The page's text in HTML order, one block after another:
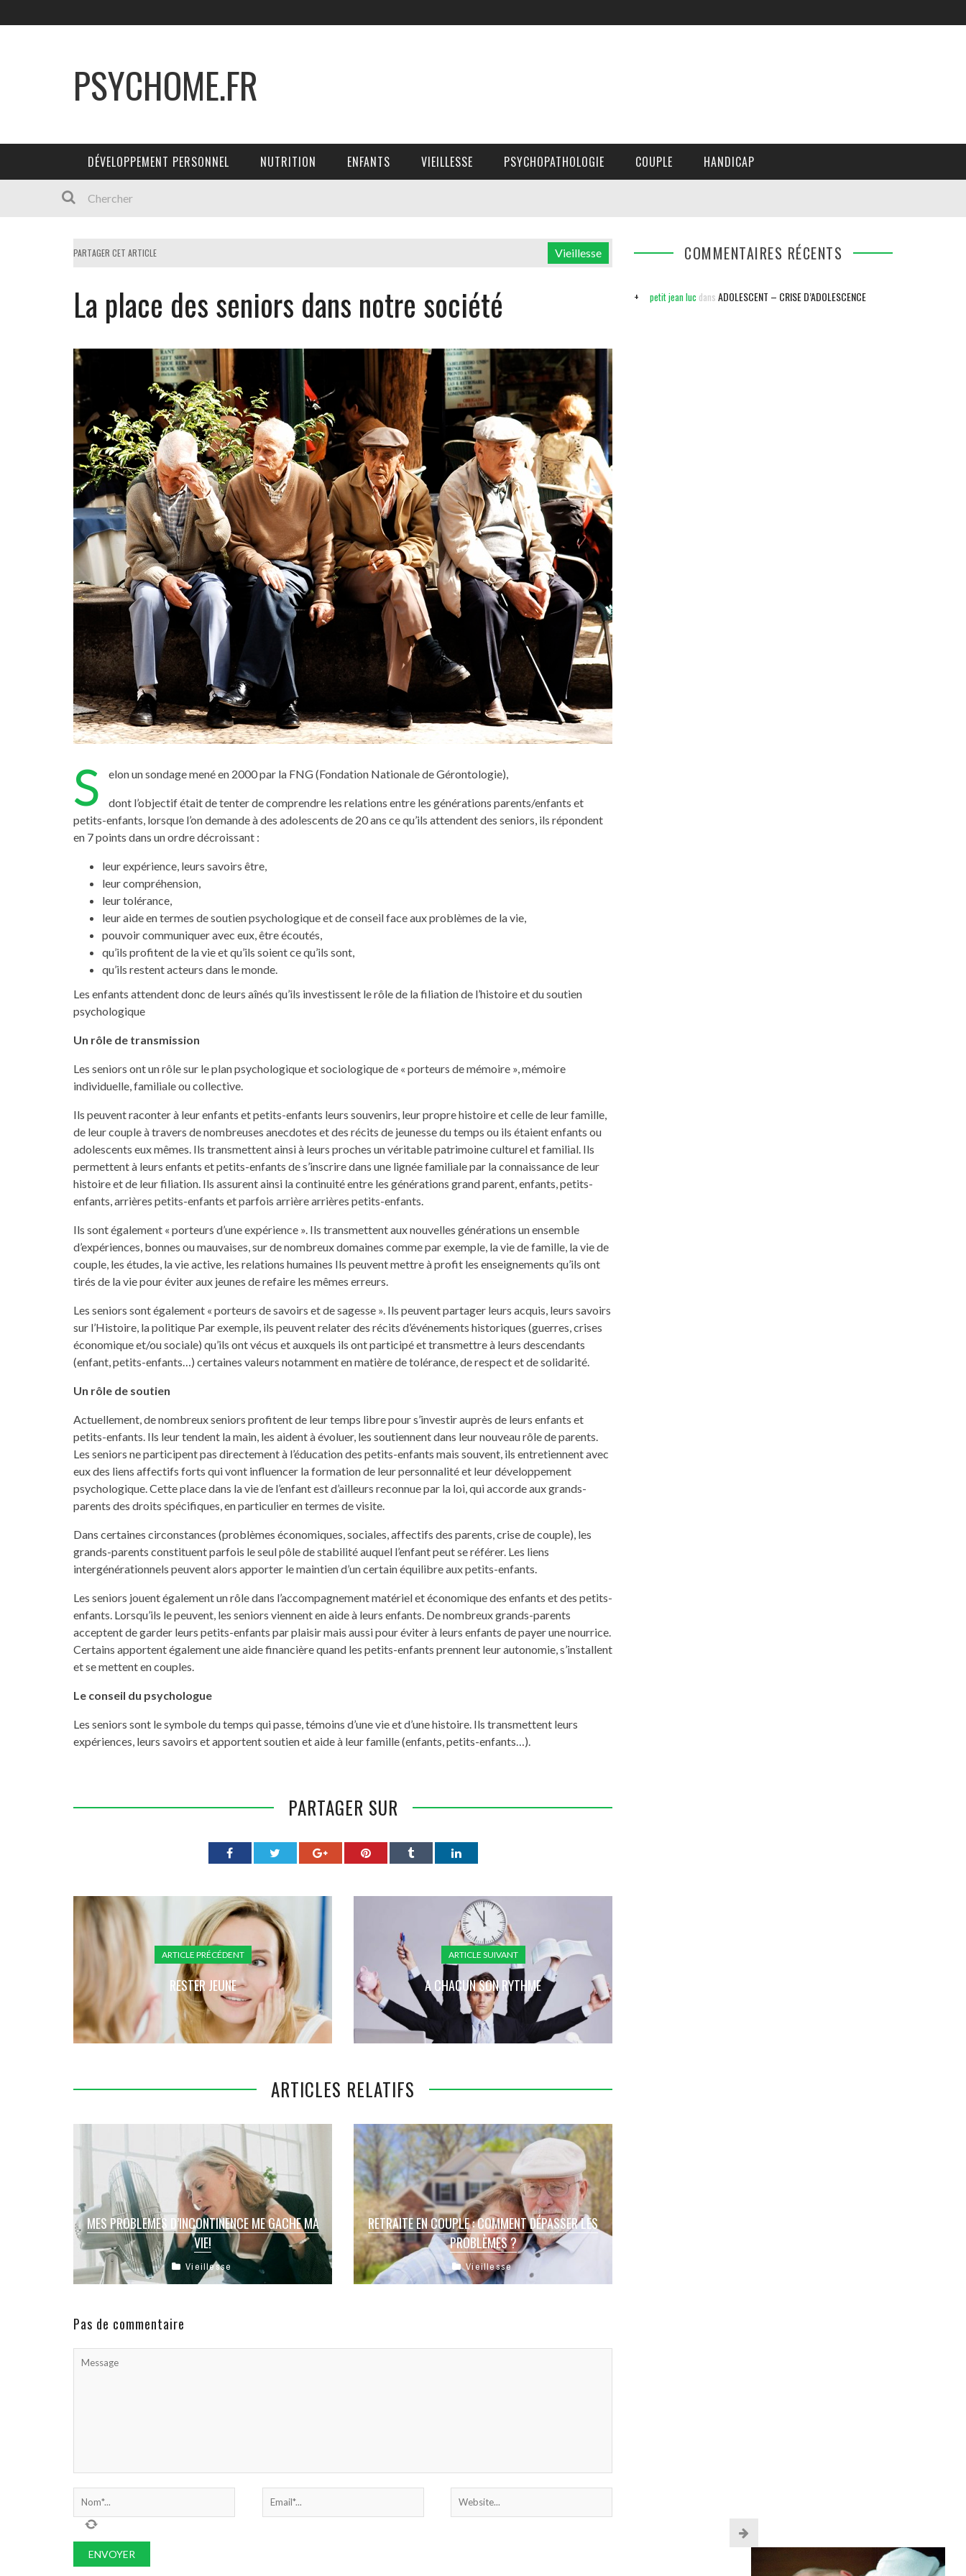
PSYCHOME.FR
DÉVELOPPEMENT PERSONNEL NUTRITION ENFANTS VIEILLESSE PSYCHOPATHOLOGIE COUPLE HANDICAP
PARTAGER CET ARTICLE Vieillesse
La place des seniors dans notre société
S elon un sondage mené en 2000 par la FNG (Fondation Nationale de Gérontologie),
dont l’objectif était de tenter de comprendre les relations entre les générations parents/enfants et
petits-enfants, lorsque l’on demande à des adolescents de 20 ans ce qu’ils attendent des seniors, ils répondent
en 7 points dans un ordre décroissant :
leur expérience, leurs savoirs être,
leur compréhension,
leur tolérance,
leur aide en termes de soutien psychologique et de conseil face aux problèmes de la vie,
pouvoir communiquer avec eux, être écoutés,
qu’ils profitent de la vie et qu’ils soient ce qu’ils sont,
qu’ils restent acteurs dans le monde.
Les enfants attendent donc de leurs aînés qu’ils investissent le rôle de la filiation de l’histoire et du soutien
psychologique
Un rôle de transmission
Les seniors ont un rôle sur le plan psychologique et sociologique de « porteurs de mémoire », mémoire
individuelle, familiale ou collective.
Ils peuvent raconter à leur enfants et petits-enfants leurs souvenirs, leur propre histoire et celle de leur famille,
de leur couple à travers de nombreuses anecdotes et des récits de jeunesse du temps ou ils étaient enfants ou
adolescents eux mêmes. Ils transmettent ainsi à leurs proches un véritable patrimoine culturel et familial. Ils
permettent à leurs enfants et petits-enfants de s’inscrire dans une lignée familiale par la connaissance de leur
histoire et de leur filiation. Ils assurent ainsi la continuité entre les générations grand parent, enfants, petits-
enfants, arrières petits-enfants et parfois arrière arrières petits-enfants.
Ils sont également « porteurs d’une expérience ». Ils transmettent aux nouvelles générations un ensemble
d’expériences, bonnes ou mauvaises, sur de nombreux domaines comme par exemple, la vie de famille, la vie de
couple, les études, la vie active, les relations humaines Ils peuvent mettre à profit les enseignements qu’ils ont
tirés de la vie pour éviter aux jeunes de refaire les mêmes erreurs.
Les seniors sont également « porteurs de savoirs et de sagesse ». Ils peuvent partager leurs acquis, leurs savoirs
sur l’Histoire, la politique Par exemple, ils peuvent relater des récits d’événements historiques (guerres, crises
économique et/ou sociale) qu’ils ont vécus et auxquels ils ont participé et transmettre à leurs descendants
(enfant, petits-enfants…) certaines valeurs notamment en matière de tolérance, de respect et de solidarité.
Un rôle de soutien
Actuellement, de nombreux seniors profitent de leur temps libre pour s’investir auprès de leurs enfants et
petits-enfants. Ils leur tendent la main, les aident à évoluer, les soutiennent dans leur nouveau rôle de parents.
Les seniors ne participent pas directement à l’éducation des petits-enfants mais souvent, ils entretiennent avec
eux des liens affectifs forts qui vont influencer la formation de leur personnalité et leur développement
psychologique. Cette place dans la vie de l’enfant est d’ailleurs reconnue par la loi, qui accorde aux grands-
parents des droits spécifiques, en particulier en termes de visite.
Dans certaines circonstances (problèmes économiques, sociales, affectifs des parents, crise de couple), les
grands-parents constituent parfois le seul pôle de stabilité auquel l’enfant peut se référer. Les liens
intergénérationnels peuvent alors apporter le maintien d’un certain équilibre aux petits-enfants.
Les seniors jouent également un rôle dans l’accompagnement matériel et économique des enfants et des petits-
enfants. Lorsqu’ils le peuvent, les seniors viennent en aide à leurs enfants. De nombreux grands-parents
acceptent de garder leurs petits-enfants par plaisir mais aussi pour éviter à leurs enfants de payer une nourrice.
Certains apportent également une aide financière quand les petits-enfants prennent leur autonomie, s’installent
et se mettent en couples.
Le conseil du psychologue
Les seniors sont le symbole du temps qui passe, témoins d’une vie et d’une histoire. Ils transmettent leurs
expériences, leurs savoirs et apportent soutien et aide à leur famille (enfants, petits-enfants…).
PARTAGER SUR
ARTICLE PRÉCÉDENT
RESTER JEUNE
ARTICLE SUIVANT
A CHACUN SON RYTHME
ARTICLES RELATIFS
MES PROBLEMES D’INCONTINENCE ME GACHE MA
VIE!
En France, l’incontinence concerne plus de 3
millions de personnes, en majorité des femmes.
Vieillesse
RETRAITE EN COUPLE : COMMENT DÉPASSER LES
PROBLÈMES ?
La retraite a des répercutions sur la vie
professionnelle et sociale mais également sur la
Vieillesse
Pas de commentaire
COMMENTAIRES RÉCENTS
petit jean luc dans ADOLESCENT – CRISE D’ADOLESCENCE